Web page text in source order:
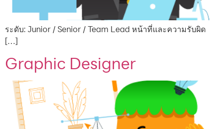
ระดับ: Junior / Senior / Team Lead หน้าที่และความรับผิด
[…]
Graphic Designer